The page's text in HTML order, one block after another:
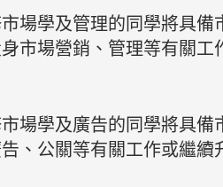
場學及管理的同學將具
市場營銷、管理等有關工
場學及廣告的同學將具
、公關等有關工作或繼續